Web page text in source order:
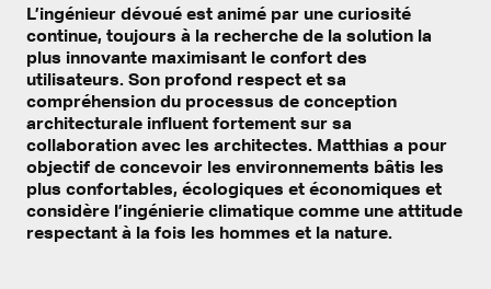
L’ingénieur dévoué est animé par une curiosité
continue, toujours à la recherche de la solution la
plus innovante maximisant le confort des
utilisateurs. Son profond respect et sa
compréhension du processus de conception
architecturale influent fortement sur sa
collaboration avec les architectes. Matthias a pour
objectif de concevoir les environnements bâtis les
plus confortables, écologiques et économiques et
considère l’ingénierie climatique comme une attitude
respectant à la fois les hommes et la nature.